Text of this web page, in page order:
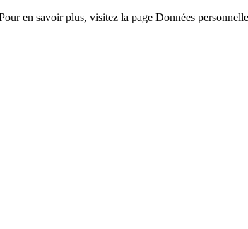
en savoir plus, visitez la page Données